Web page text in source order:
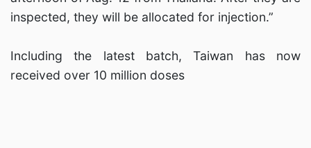
inspected, they will be allocated for injection.”
Including the latest batch, Taiwan has now
received over 10 million doses